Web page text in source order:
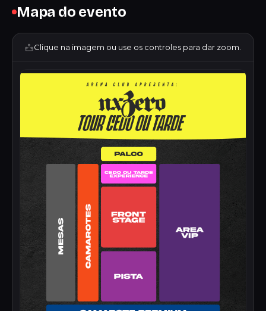
Mapa do evento
Clique na imagem ou use os controles para dar zoom.